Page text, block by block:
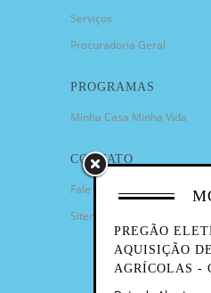
PREGÃO
AQUISIÇÃO
AGRÍCOLAS -
Serviços
Procuradoria Geral
PROGRAMAS
Minha Casa Minha Vida
CONTATO
Fale Conosco
Sitemap